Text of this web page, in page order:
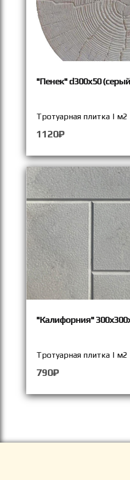
"Пенек" d300х50
Тротуарная плитка | м2
1120₽
"Калифорния"
Тротуарная плитка | м2
790₽